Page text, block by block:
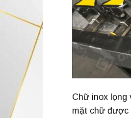
Chữ inox lọng
mặt chữ được